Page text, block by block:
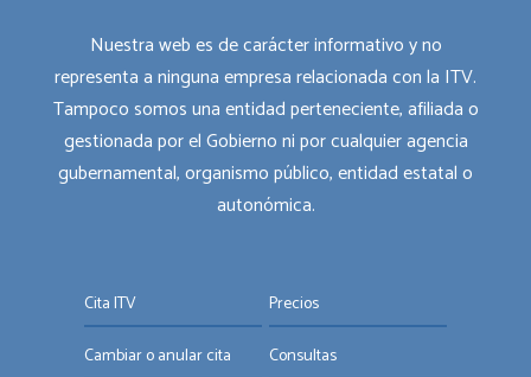
Nuestra web es de carácter informativo y no
representa a ninguna empresa relacionada con la ITV.
Tampoco somos una entidad perteneciente, afiliada o
gestionada por el Gobierno ni por cualquier agencia
gubernamental, organismo público, entidad estatal o
autonómica.
Cita ITV
Cambiar o anular cita
Precios
Consultas